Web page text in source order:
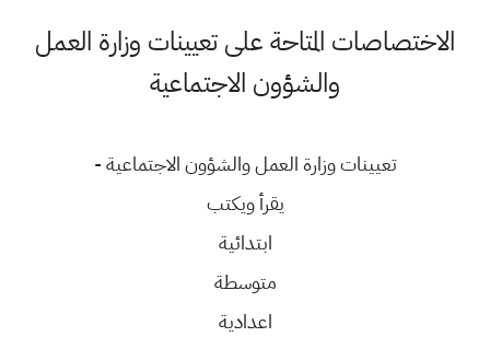
الاختصاصات المتاحة على تعيينات وزارة العمل
والشؤون الاجتماعية
تعيينات وزارة العمل والشؤون الاجتماعية -
يقرأ ويكتب
ابتدائية
متوسطة
اعدادية